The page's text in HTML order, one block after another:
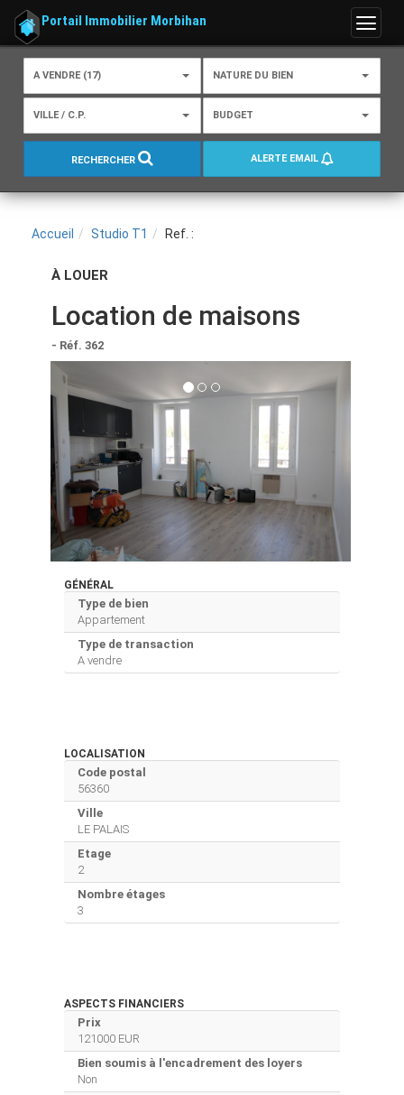
Menu
Portail Immobilier Morbihan
A VENDRE (17) NATURE DU BIEN
VILLE / C.P. BUDGET
RECHERCHER ALERTE EMAIL
Accueil Studio T1 Ref. :
À LOUER
Location de maisons
- Réf. 362
GÉNÉRAL
Type de bien
Appartement
Type de transaction
A vendre
LOCALISATION
Code postal
56360
Ville
LE PALAIS
Etage
2
Nombre étages
3
ASPECTS FINANCIERS
Prix
121000 EUR
Bien soumis à l'encadrement des loyers
Non